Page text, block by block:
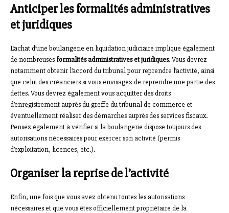
Anticiper les formalités administratives
et juridiques
L’achat d’une boulangerie en liquidation judiciaire implique également
de nombreuses formalités administratives et juridiques. Vous devrez
notamment obtenir l’accord du tribunal pour reprendre l’activité, ainsi
que celui des créanciers si vous envisagez de reprendre une partie des
dettes. Vous devrez également vous acquitter des droits
d’enregistrement auprès du greffe du tribunal de commerce et
éventuellement réaliser des démarches auprès des services fiscaux.
Pensez également à vérifier si la boulangerie dispose toujours des
autorisations nécessaires pour exercer son activité (permis
d’exploitation, licences, etc.).
Organiser la reprise de l’activité
Enfin, une fois que vous avez obtenu toutes les autorisations
nécessaires et que vous êtes officiellement propriétaire de la